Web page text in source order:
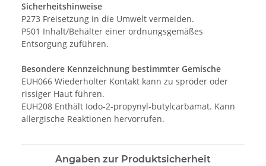
Sicherheitshinweise
P273 Freisetzung in die Umwelt vermeiden.
P501 Inhalt/Behälter einer ordnungsgemäßes
Entsorgung zuführen.
Besondere Kennzeichnung bestimmter Gemische
EUH066 Wiederholter Kontakt kann zu spröder oder
rissiger Haut führen.
EUH208 Enthält Iodo-2-propynyl-butylcarbamat. Kann
allergische Reaktionen hervorrufen.
Angaben zur Produktsicherheit